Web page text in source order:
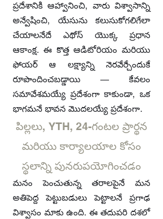
ప్రదేశానికి ఆహ్వానించి, వారు విశ్వాసాన్ని
అన్వేషించి, యేసును కలుసుకోగలిగేలా
చేయాలనేదే ఎథోస్ యొక్క ప్రధాన
ఆకాంక్ష. ఈ కొత్త ఆడిటోరియం మరియు
ఫోయర్ ఆ లక్ష్యాన్ని నెరవేర్చేందుకే
రూపొందించబడ్డాయి — కేవలం
సమావేశమయ్యే ప్రదేశంగా కాకుండా, ఒక
భాగమనే భావన మొదలయ్యే ప్రదేశంగా.
పిల్లలు, YTH, 24-గంటల ప్రార్థన
మరియు కార్యాలయాల కోసం
స్థలాన్ని పునరుపయోగించడం
మనం పెంచుతున్న తరాలపైనే మన
అతిపెద్ద పెట్టుబడులు పెట్టాలనే ప్రగాఢ
విశ్వాసం మాకు ఉంది. ఈ తదుపరి దశలో